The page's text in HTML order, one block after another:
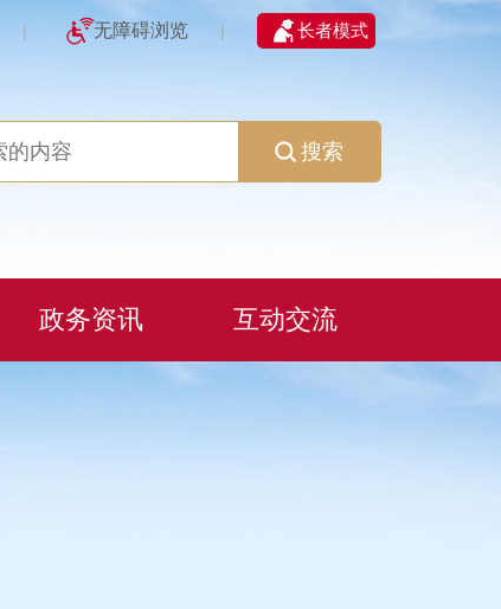
| 无障碍浏览 | 长者模式
搜索
政务资讯 互动交流